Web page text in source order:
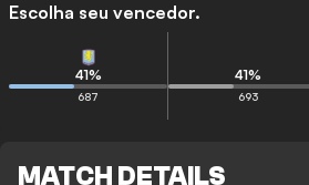
Escolha seu vencedor.
41%
687
41%
693
MATCH DETAILS